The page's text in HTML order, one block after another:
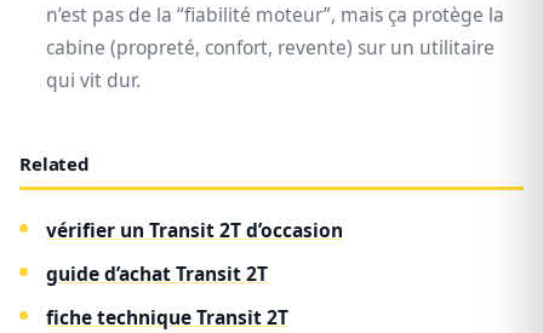
n’est pas de la “fiabilité moteur”, mais ça protège la
cabine (propreté, confort, revente) sur un utilitaire
qui vit dur.
Related
vérifier un Transit 2T d’occasion
guide d’achat Transit 2T
fiche technique Transit 2T